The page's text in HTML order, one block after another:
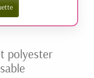
polyester